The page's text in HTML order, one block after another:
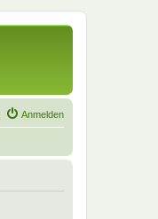
Anmelden